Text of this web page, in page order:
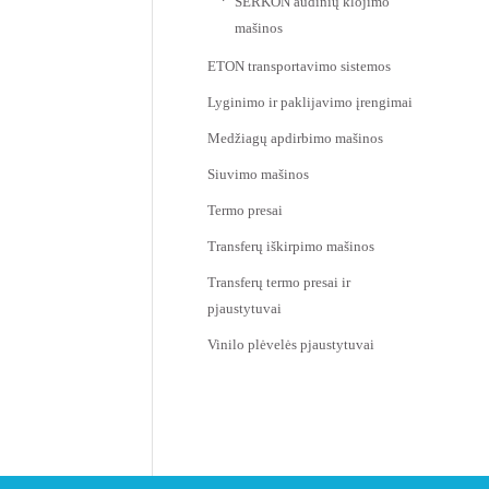
mašinos
ETON transportavimo sistemos
Lyginimo ir paklijavimo įrengimai
Medžiagų apdirbimo mašinos
Siuvimo mašinos
Termo presai
Transferų iškirpimo mašinos
Transferų termo presai ir
pjaustytuvai
Vinilo plėvelės pjaustytuvai